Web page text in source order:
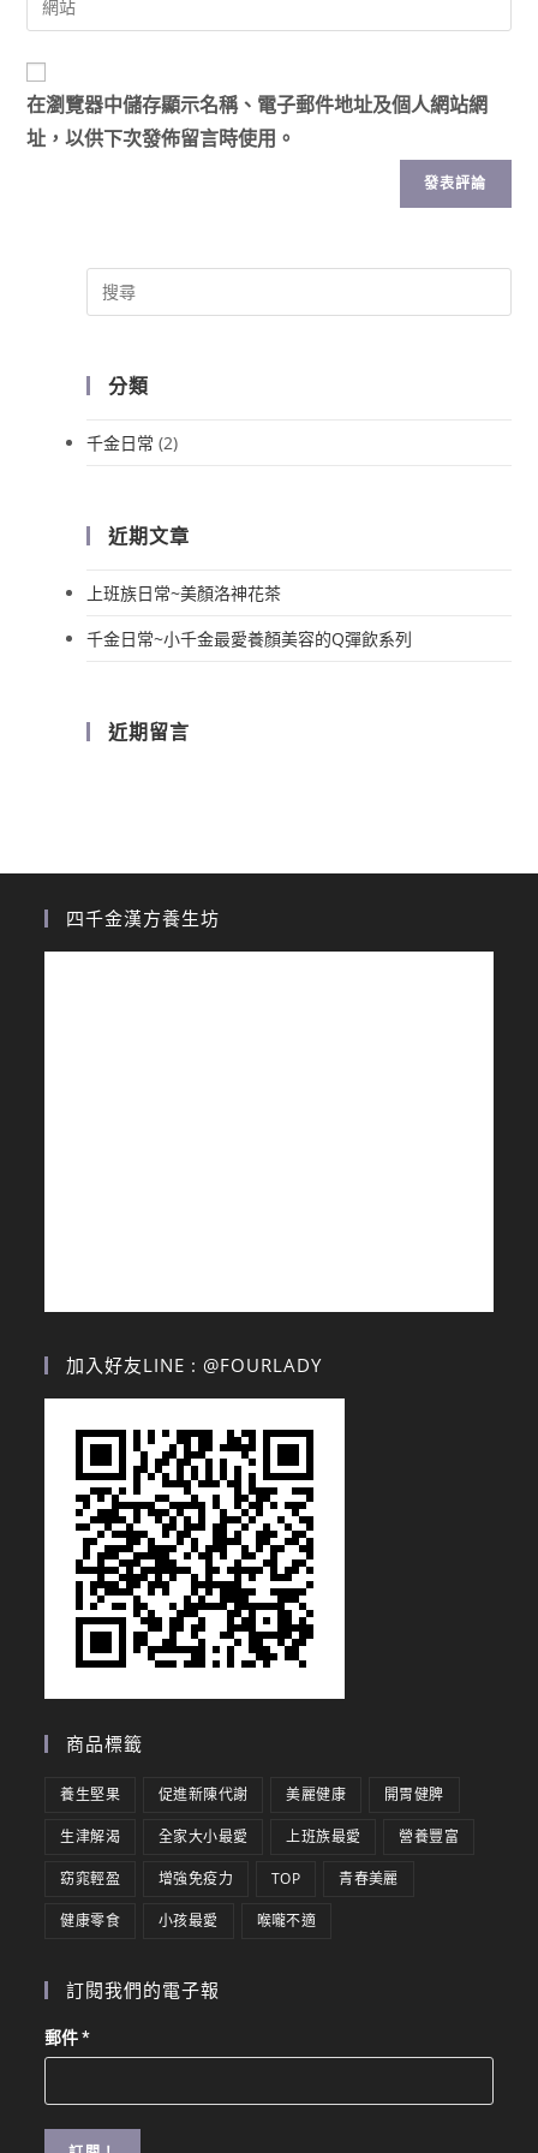
在瀏覽器中儲存顯示名稱、電子郵件地址及個人網站網
址，以供下次發佈留言時使用。
分類
千金日常 (2)
近期文章
上班族日常~美顏洛神花茶
千金日常~小千金最愛養顏美容的Q彈飲系列
近期留言
四千金漢方養生坊
加入好友LINE : @FOURLADY
商品標籤
養生堅果 促進新陳代謝 美麗健康 開胃健脾
生津解渴 全家大小最愛 上班族最愛 營養豐富
窈窕輕盈 增強免疫力 TOP 青春美麗
健康零食 小孩最愛 喉嚨不適
訂閱我們的電子報
郵件*